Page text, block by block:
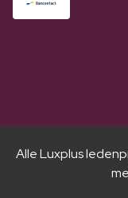
Alle Luxplus